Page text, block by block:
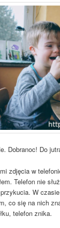
Dobranoc! Do
zdjęcia w
Telefon nie
W
co się na nich
telefon znika.